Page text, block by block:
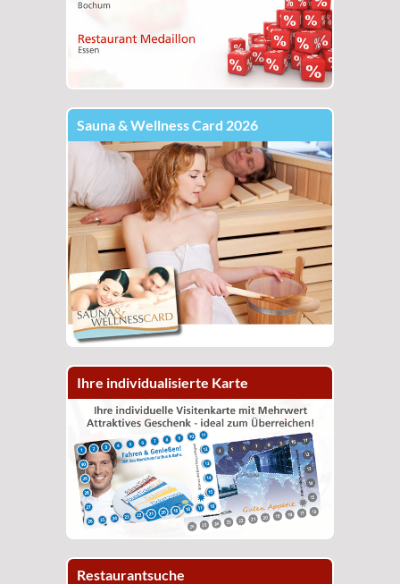
Sauna & Wellness Card 2026
Ihre individualisierte Karte
Restaurantsuche